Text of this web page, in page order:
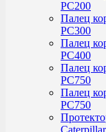
PC200
Палец
PC300
Палец
PC400
Палец
PC750
Палец
PC750